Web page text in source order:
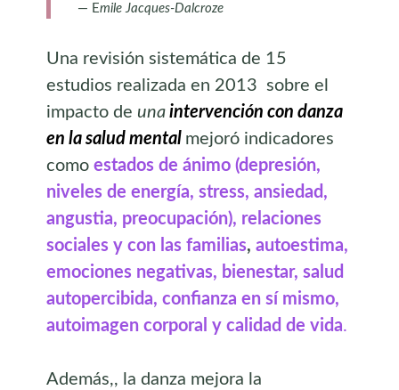
Emile Jacques-Dalcroze
Una revisión sistemática de 15
estudios realizada en 2013 sobre el
impacto de una intervención con danza
en la salud mental mejoró indicadores
comoestados de ánimo (depresión,
niveles de energía, stress, ansiedad,
angustia, preocupación), relaciones
sociales y con las familias,autoestima,
emociones negativas, bienestar, salud
autopercibida, confianza en sí mismo,
autoimagen corporal y calidad de vida.
Además,, la danza mejora la